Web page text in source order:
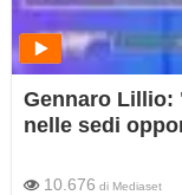
Gennaro Lillio:
nelle sedi
10.676 di Mediaset